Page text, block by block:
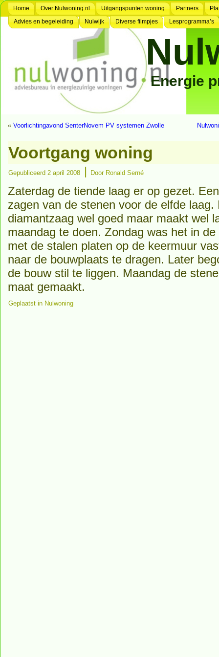
Home Over Nulwoning.nl Uitgangspunten woning Partners
Advies en begeleiding
Nulwijk Diverse filmpjes Lesprogramma’s
Energie
« Voorlichtingavond SenterNovem PV systemen Zwolle
Voortgang woning
Gepubliceerd 2 april 2008 | Door Ronald Serné
Zaterdag de tiende laag er op gezet.
zagen van de stenen voor de elfde
diamantzaag wel goed maar maakt wel
maandag te doen. Zondag was het in
met de stalen platen op de keermuur
naar de bouwplaats te dragen. Later
de bouw stil te liggen. Maandag de
maat gemaakt.
Geplaatst in Nulwoning